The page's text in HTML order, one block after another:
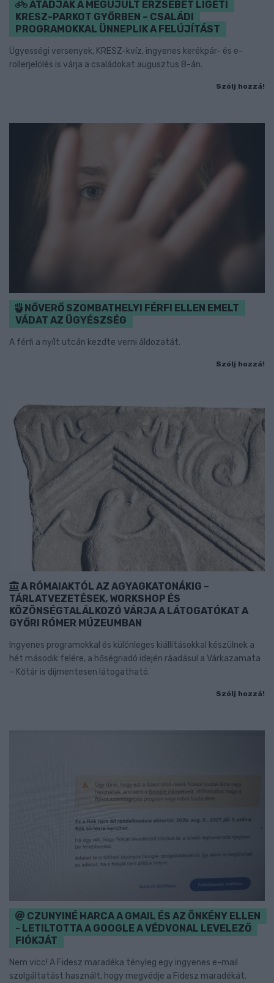
ÁTADJÁK A MEGÚJULT ERZSÉBET LIGETI
KRESZ-PARKOT GYŐRBEN – CSALÁDI
PROGRAMOKKAL ÜNNEPLIK A FELÚJÍTÁST
Ügyességi versenyek, KRESZ-kvíz, ingyenes kerékpár- és e-
rollerjelölés is várja a családokat augusztus 8-án.
Szólj hozzá!
NŐVERŐ SZOMBATHELYI FÉRFI ELLEN EMELT
VÁDAT AZ ÜGYÉSZSÉG
A férfi a nyílt utcán kezdte verni áldozatát.
Szólj hozzá!
A RÓMAIAKTÓL AZ AGYAGKATONÁKIG –
TÁRLATVEZETÉSEK, WORKSHOP ÉS
KÖZÖNSÉGTALÁLKOZÓ VÁRJA A LÁTOGATÓKAT A
GYŐRI RÓMER MÚZEUMBAN
Ingyenes programokkal és különleges kiállításokkal készülnek a
hét második felére, a hőségriadó idején ráadásul a Várkazamata
– Kőtár is díjmentesen látogatható.
Szólj hozzá!
CZUNYINÉ HARCA A GMAIL ÉS AZ ÖNKÉNY ELLEN
- LETILTOTTA A GOOGLE A VÉDVONAL LEVELEZŐ
FIÓKJÁT
Nem vicc! A Fidesz maradéka tényleg egy ingyenes e-mail
szolgáltatást használt, hogy megvédje a Fidesz maradékát.